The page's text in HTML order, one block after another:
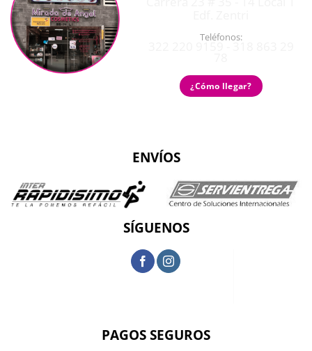
Teléfonos:
¿Cómo llegar?
ENVÍOS
SÍGUENOS
PAGOS SEGUROS